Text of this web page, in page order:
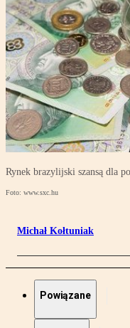
Rynek brazylijski szansą dla
Foto: www.sxc.hu
Michał Kołtuniak
Powiązane